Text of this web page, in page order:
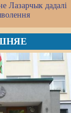
Лазарчык дадалі